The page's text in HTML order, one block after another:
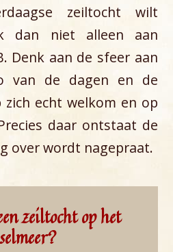
zeiltocht wilt
dan niet alleen aan
Denk aan de sfeer aan
van de dagen en de
echt welkom en op
daar ontstaat de
over wordt nagepraat.
zeiltocht op het